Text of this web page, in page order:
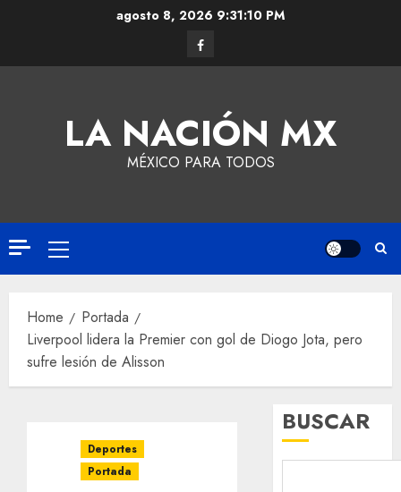
agosto 8, 20269:31:11 PM
LA NACIÓN MX
MÉXICO PARA TODOS
Home
Portada
Liverpool lidera la Premier con gol de Diogo Jota, pero
sufre lesión de Alisson
Deportes
Portada
BUSCAR